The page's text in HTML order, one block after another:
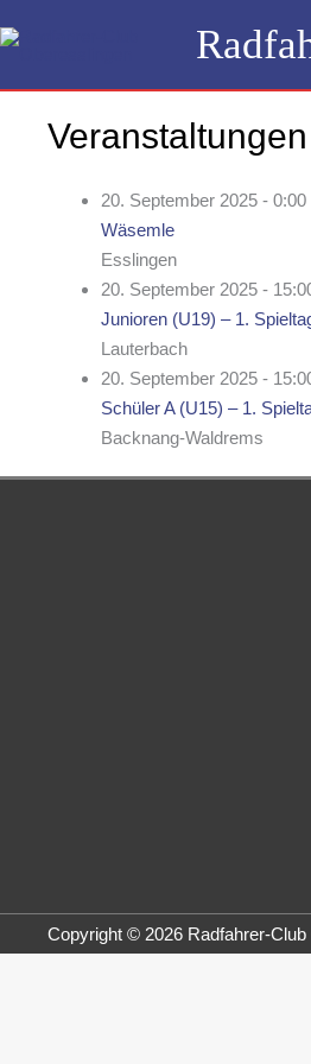
Inhalt
Veranstaltungen
20. September 2025 - 0:00
Wäsemle
Esslingen
20. September 2025 -
Junioren (U19) – 1.
Lauterbach
20. September 2025 -
Schüler A (U15) – 1.
Backnang-Waldrems
Copyright © 2026 Radfahrer-